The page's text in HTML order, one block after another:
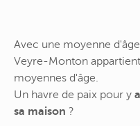
Avec une moyenne
Veyre-Monton
moyennes d'âge.
Un havre de paix pour y
sa maison ?